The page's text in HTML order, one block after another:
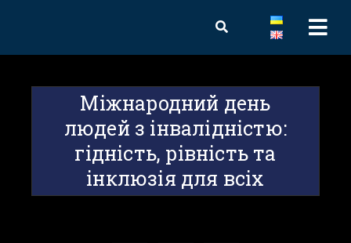
Міжнародний день
людей з інвалідністю:
гідність, рівність та
інклюзія для всіх